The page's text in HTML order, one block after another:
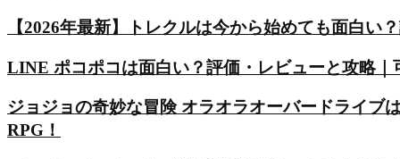
【2026年最新】トレクルは今から始めても面白
LINE ポコポコは面白い？評価・レビューと攻略
ジョジョの奇妙な冒険 オラオラオーバードライブ
RPG！